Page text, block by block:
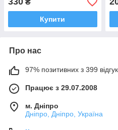
₴
Купити
Про нас
97% позитивних з 399
Працює з 29.07.2008
м. Дніпро
Дніпро, Дніпро, Україна